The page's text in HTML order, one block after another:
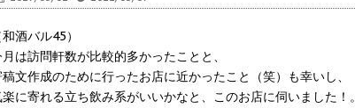
和酒バル45）
は訪問軒数が比較的多かったことと、
文作成のために行ったお店に近かったこと（笑）も幸いし、
に寄れる立ち飲み系がいいかなと、このお店に伺いました！。